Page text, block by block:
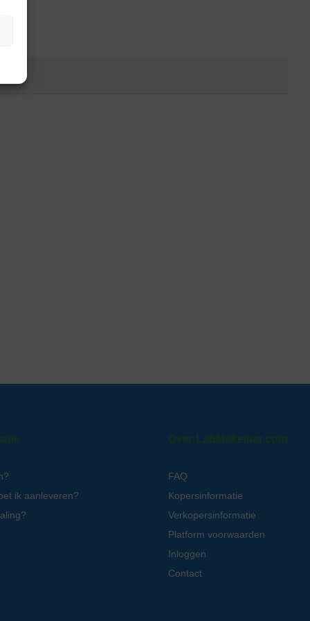
ik aanleveren?
Over LabMakelaar.com
FAQ
Kopersinformatie
Verkopersinformatie
Platform voorwaarden
Inloggen
Contact